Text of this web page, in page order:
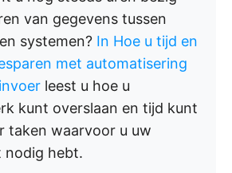
van gegevens tussen
systemen? In Hoe u tijd en
met automatisering
leest u hoe u
kunt overslaan en tijd kunt
taken waarvoor u uw
nodig hebt.